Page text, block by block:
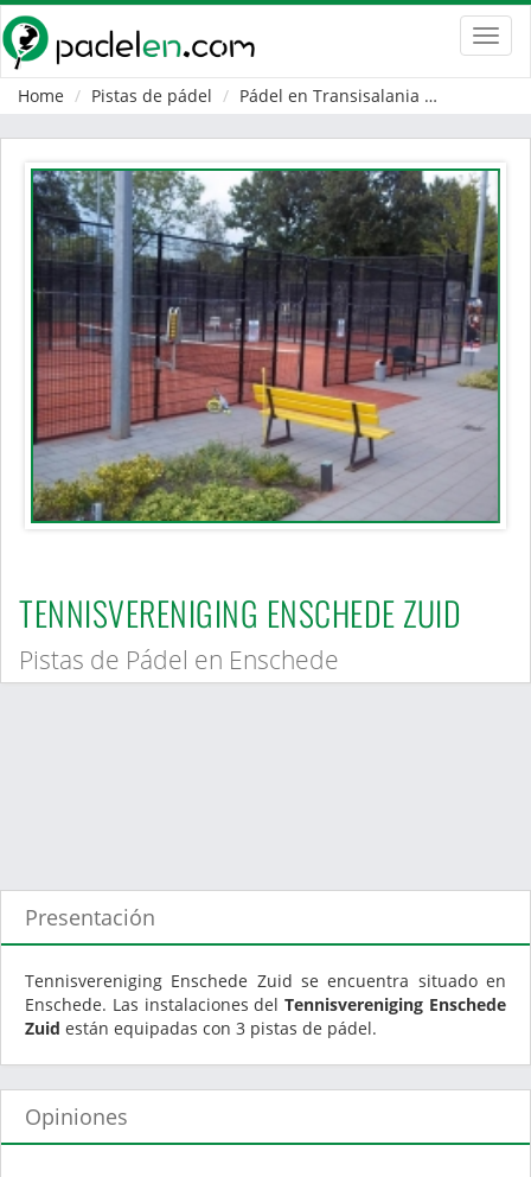
Home
Pistas de pádel Pádel en Transisalania
TENNISVERENIGING ENSCHEDE ZUID
Pistas de Pádel en Enschede
Presentación
Tennisvereniging Enschede Zuid se encuentra situado en
Enschede. Las instalaciones delTennisvereniging Enschede
Zuid están equipadas con 3 pistas de pádel.
Opiniones